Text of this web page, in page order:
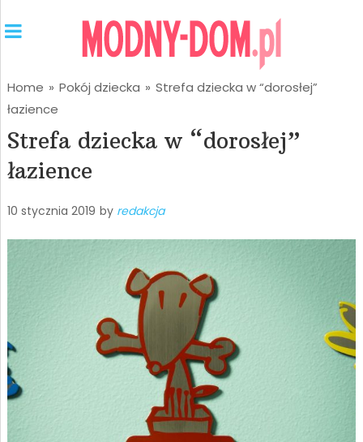
Home » Pokój dziecka » Strefa dziecka w “dorosłej”
łazience
Strefa dziecka w “dorosłej”
łazience
10 stycznia 2019 by redakcja